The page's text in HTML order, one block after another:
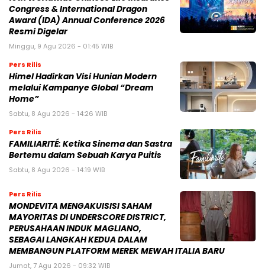
Congress & International Dragon
Award (IDA) Annual Conference 2026
Resmi Digelar
Minggu, 9 Agu 2026 - 01:45 WIB
Pers Rilis
Himel Hadirkan Visi Hunian Modern
melalui Kampanye Global “Dream
Home”
Sabtu, 8 Agu 2026 - 14:26 WIB
Pers Rilis
FAMILIARITÉ: Ketika Sinema dan Sastra
Bertemu dalam Sebuah Karya Puitis
Sabtu, 8 Agu 2026 - 14:19 WIB
Pers Rilis
MONDEVITA MENGAKUISISI SAHAM
MAYORITAS DI UNDERSCORE DISTRICT,
PERUSAHAAN INDUK MAGLIANO,
SEBAGAI LANGKAH KEDUA DALAM
MEMBANGUN PLATFORM MEREK MEWAH ITALIA BARU
Jumat, 7 Agu 2026 - 09:32 WIB